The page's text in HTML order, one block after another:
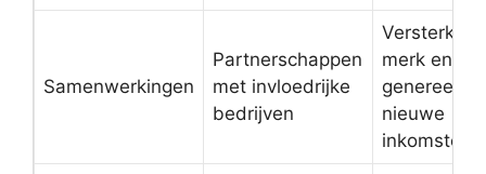
Samenwerkingen
Partnerschappen
met invloedrijke
bedrijven
Versterkt
merk en
genereert
nieuwe
inkomsten